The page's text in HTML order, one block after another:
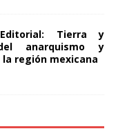
Tierra y
anarquismo y
región mexicana